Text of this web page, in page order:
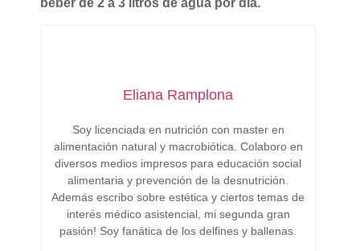
beber de 2 a 3 litros de agua por día.
Eliana Ramplona
Soy licenciada en nutrición con master en
alimentación natural y macrobiótica. Colaboro en
diversos medios impresos para educación social
alimentaria y prevención de la desnutrición.
Además escribo sobre estética y ciertos temas de
interés médico asistencial, mi segunda gran
pasión! Soy fanática de los delfines y ballenas.